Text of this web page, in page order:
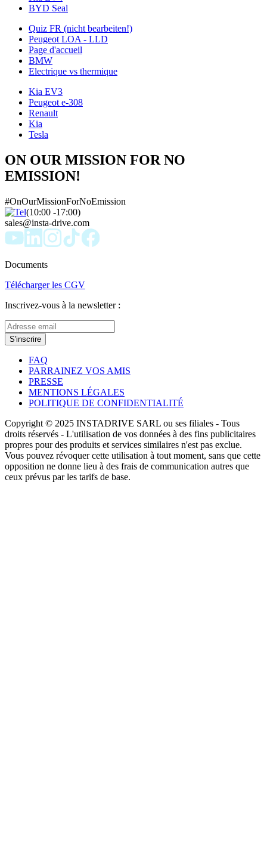
BYD Seal
Quiz FR (nicht bearbeiten!)
Peugeot LOA - LLD
Page d'accueil
BMW
Electrique vs thermique
Kia EV3
Peugeot e-308
Renault
Kia
Tesla
ON OUR MISSION FOR NO
EMISSION!
#OnOurMissionForNoEmission
(10:00 -17:00)
sales@insta-drive.com
Documents
Télécharger les CGV
Inscrivez-vous à la newsletter :
S'inscrire
FAQ
PARRAINEZ VOS AMIS
PRESSE
MENTIONS LÉGALES
POLITIQUE DE CONFIDENTIALITÉ
Copyright © 2025 INSTADRIVE SARL ou ses filiales - Tous
droits réservés - L'utilisation de vos données à des fins publicitaires
propres pour des produits et services similaires n'est pas exclue.
Vous pouvez révoquer cette utilisation à tout moment, sans que cette
opposition ne donne lieu à des frais de communication autres que
ceux prévus par les tarifs de base.